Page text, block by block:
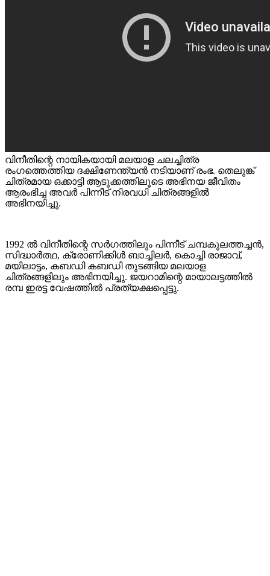
വിനീതിന്റെ നായികയായി മലയാള ചലച്ചിത്ര
രംഗത്തെത്തിയ ദക്ഷിണേന്ത്യൻ നടിയാണ് രംഭ. തെലുങ്ക്
ചിത്രമായ ഒക്കാട്ടി ആടുക്കത്തിലൂടെ അഭിനയ ജീവിതം
ആരംഭിച്ച അവർ പിന്നീട് നിരവധി ചിത്രങ്ങളിൽ
അഭിനയിച്ചു.
1992 ൽ വിനീതിന്റെ സർഗത്തിലും പിന്നീട് ചമ്പകുലത്തച്ചൻ,
സിദ്ധാർത്ഥ, ക്രോണിക്കിൾ ബാച്ചിലർ, കൊച്ചി രാജാവ്,
മയിലാട്ടം, കബഡി കബഡി തുടങ്ങിയ മലയാള
ചിത്രങ്ങളിലും അഭിനയിച്ചു. ജയറാമിന്റെ മായാലട്ടത്തിൽ
രമ്പ ഇരട്ട വേഷത്തിൽ പ്രത്യക്ഷപ്പെട്ടു.